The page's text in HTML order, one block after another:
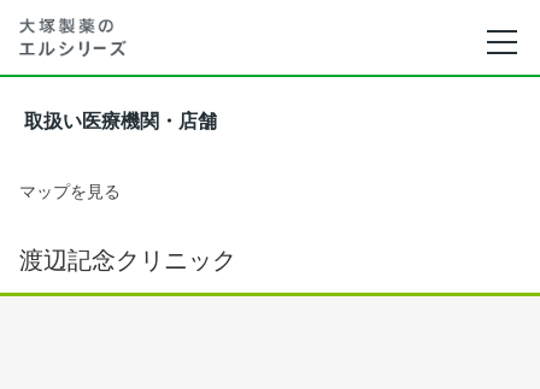
取扱い医療機関・店舗
マップを見る
渡辺記念クリニック